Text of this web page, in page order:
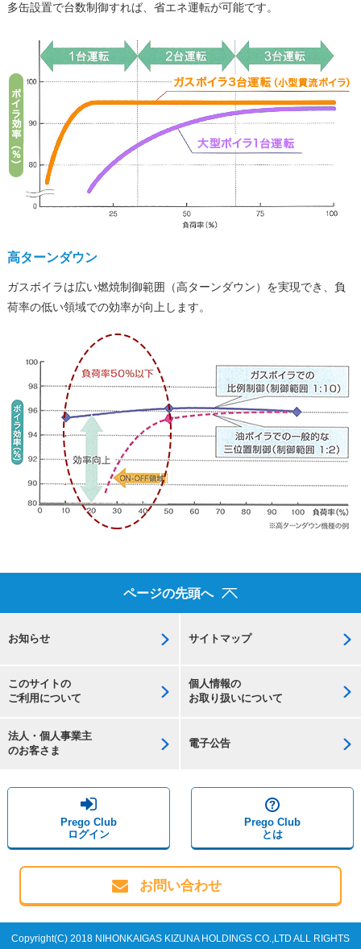
多缶設置で台数制御すれば、省エネ運転が可能です。
高ターンダウン
ガスボイラは広い燃焼制御範囲（高ターンダウン）を実現でき、負
荷率の低い領域での効率が向上します。
ページの先頭へ
お知らせ サイトマップ
このサイトの
ご利用について
個人情報の
お取り扱いについて
法人・個人事業主
のお客さま
電子公告
Prego Club
ログイン
Prego Club
とは
お問い合わせ
Copyright(C) 2018 NIHONKAIGAS KIZUNA HOLDINGS CO.,LTD ALL RIGHTS